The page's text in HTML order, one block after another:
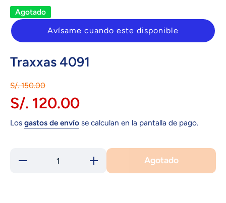
Agotado
Avísame cuando este disponible
Traxxas 4091
S/. 150.00
S/. 120.00
Los gastos de envío se calculan en la pantalla de pago.
Reducir
Aumentar
cantidad
para
Agotado